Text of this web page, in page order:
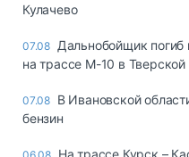
Кулачево
07.08 Дальнобойщик
на трассе М-10 в Тверской
07.08 В Ивановской
бензин
На трассе Курск –